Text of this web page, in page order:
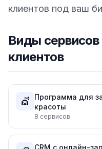
клиентов под ваш
Виды
клиентов
💇
Программа для
красоты
8 сервисов
CRM с онлайн-